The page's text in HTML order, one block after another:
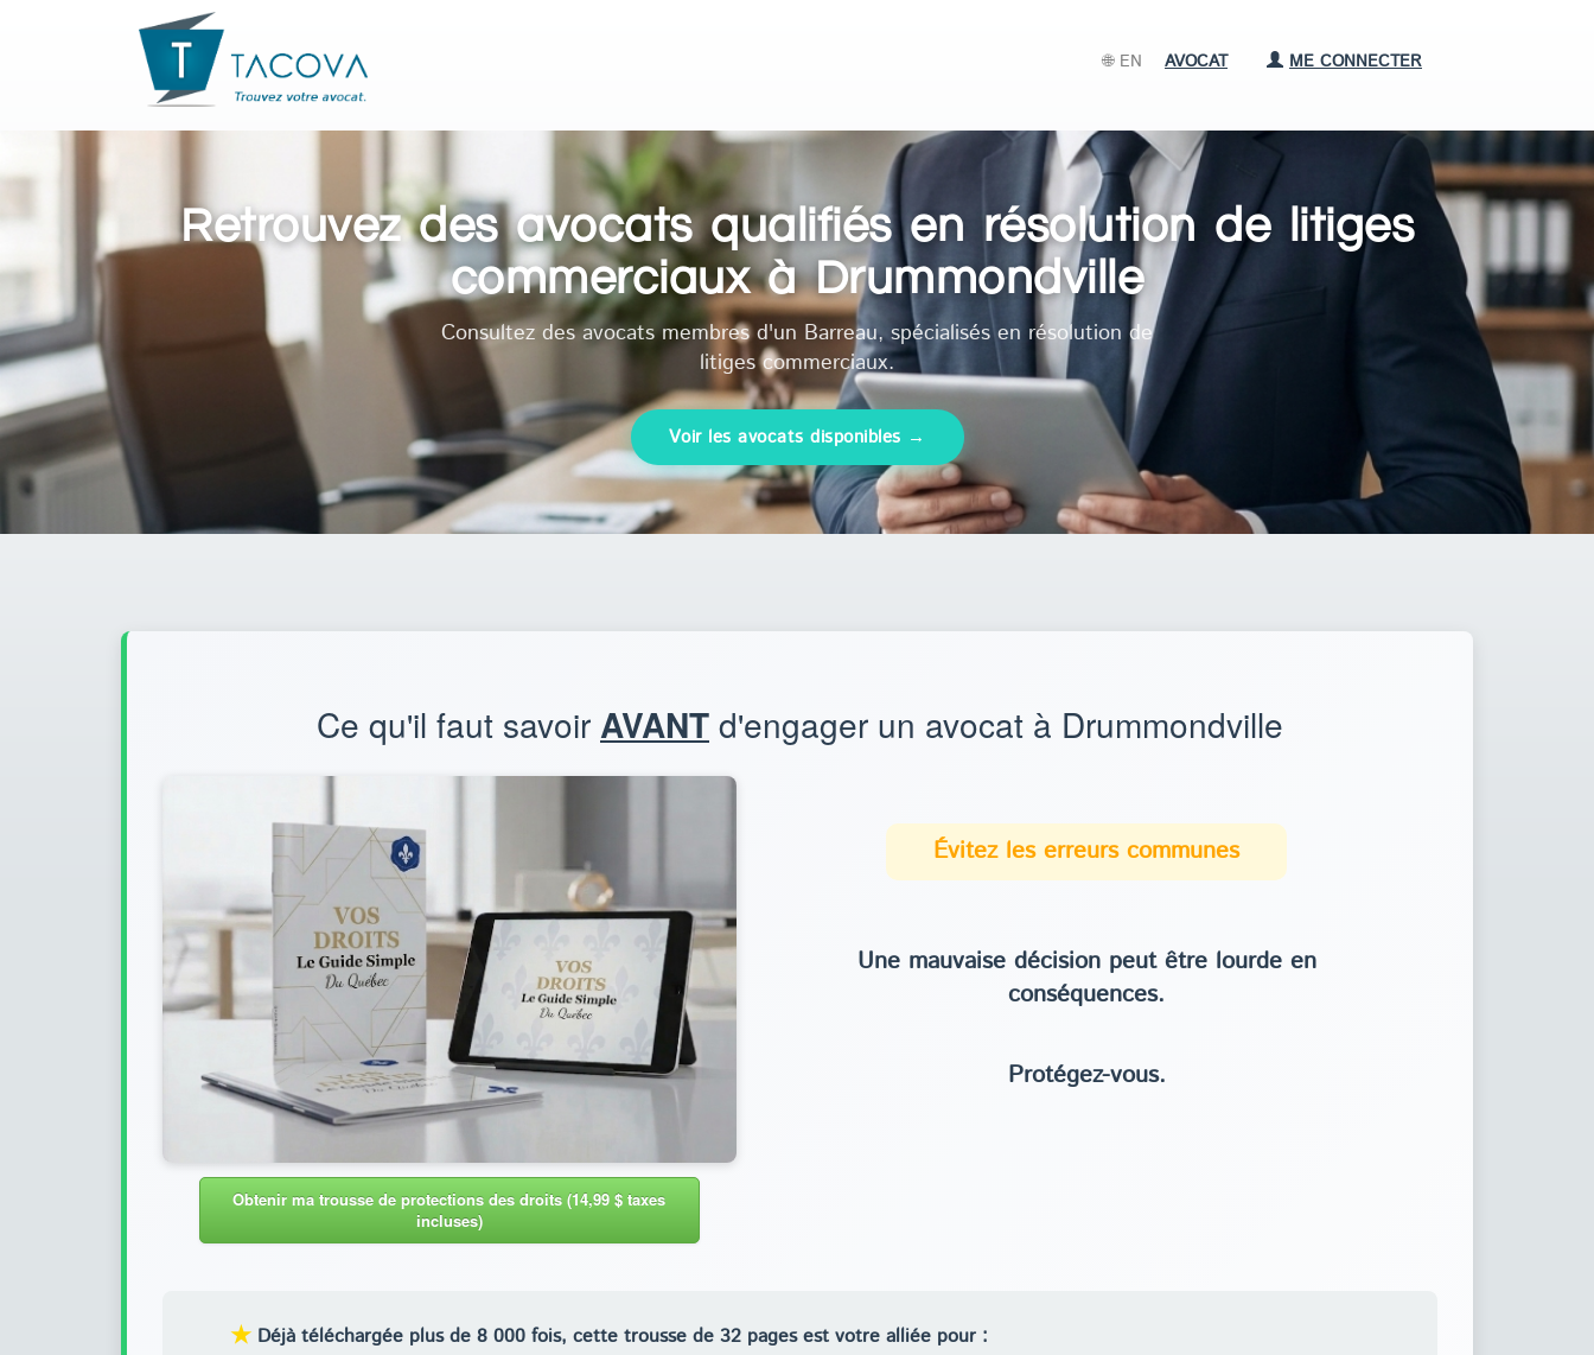
🌐 EN AVOCAT ME CONNECTER
Retrouvez des avocats qualifiés en résolution de litiges
commerciaux à Drummondville
Consultez des avocats membres d'un Barreau, spécialisés en résolution de
litiges commerciaux.
Voir les avocats disponibles →
Ce qu'il faut savoir AVANT d'engager un avocat à Drummondville
Obtenir ma trousse de protections des droits (14,99 $ taxes
incluses)
Évitez les erreurs communes
Une mauvaise décision peut être lourde en
conséquences.
Protégez-vous.
★ Déjà téléchargée plus de 8 000 fois, cette trousse de 32 pages est votre alliée pour :